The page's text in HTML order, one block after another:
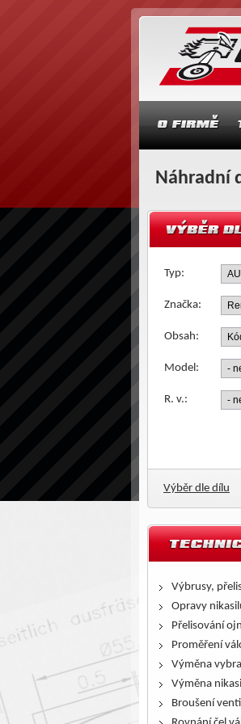
Náhradní
Typ:
Značka:
Obsah:
Model:
R. v.:
Výběr dle dílu
Výbrusy,
Opravy
Přelisování
Proměření
Výměna
Výměna
Broušení